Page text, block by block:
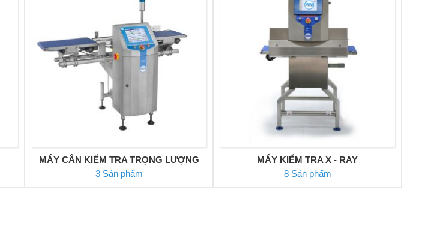
MÁY CÂN KIỂM TRA TRỌNG LƯỢNG
3 Sản phẩm
MÁY KIỂM TRA X - RAY
8 Sản phẩm